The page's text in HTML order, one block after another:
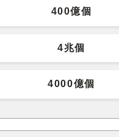
400億個
4兆個
4000億個